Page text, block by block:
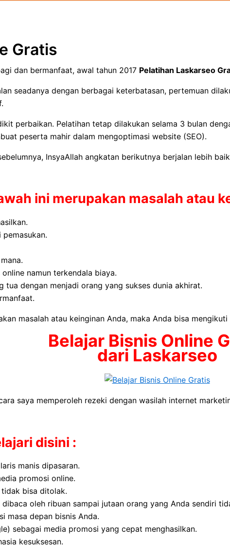
Gratis
dan bermanfaat, awal tahun 2017 Pelatihan Laskarseo
seadanya dengan berbagai keterbatasan, pertemuan
perbaikan. Pelatihan tetap dilakukan selama 3 bulan
peserta mahir dalam mengoptimasi website (SEO).
InsyaAllah angkatan berikutnya berjalan lebih
ini merupakan masalah atau
namun terkendala biaya.
tua dengan menjadi orang yang sukses dunia akhirat.
masalah atau keinginan Anda, maka Anda bisa
Belajar Bisnis Online
dari Laskarseo
saya memperoleh rezeki dengan wasilah internet
disini :
manis dipasaran.
promosi online.
bisa ditolak.
oleh ribuan sampai jutaan orang yang Anda sendiri
masa depan bisnis Anda.
sebagai media promosi yang cepat menghasilkan.
kesuksesan.